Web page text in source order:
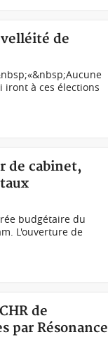
de
iront à ces élections
de cabinet,
budgétaire du
L'ouverture de
de
par Résonance